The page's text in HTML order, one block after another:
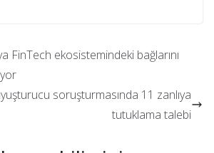
FinTech ekosistemindeki bağlarını
soruşturmasında 11 zanlıya
tutuklama talebi